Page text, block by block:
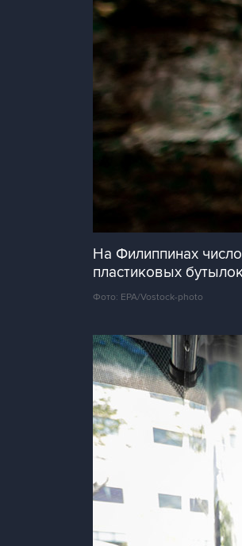
На Филиппинах
пластиковых
Фото: EPA/Vostock-photo